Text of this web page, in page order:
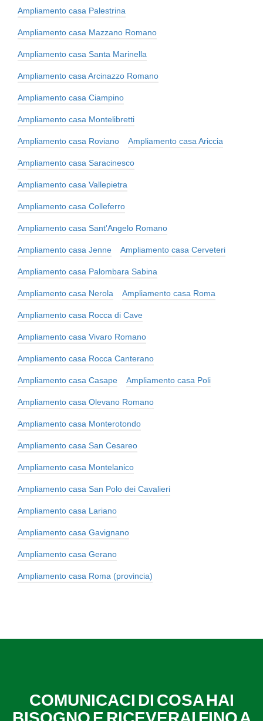
Ampliamento casa Palestrina
Ampliamento casa Mazzano Romano
Ampliamento casa Santa Marinella
Ampliamento casa Arcinazzo Romano
Ampliamento casa Ciampino
Ampliamento casa Montelibretti
Ampliamento casa Roviano Ampliamento casa Ariccia
Ampliamento casa Saracinesco
Ampliamento casa Vallepietra
Ampliamento casa Colleferro
Ampliamento casa Sant'Angelo Romano
Ampliamento casa Jenne Ampliamento casa Cerveteri
Ampliamento casa Palombara Sabina
Ampliamento casa Nerola Ampliamento casa Roma
Ampliamento casa Rocca di Cave
Ampliamento casa Vivaro Romano
Ampliamento casa Rocca Canterano
Ampliamento casa Casape Ampliamento casa Poli
Ampliamento casa Olevano Romano
Ampliamento casa Monterotondo
Ampliamento casa San Cesareo
Ampliamento casa Montelanico
Ampliamento casa San Polo dei Cavalieri
Ampliamento casa Lariano
Ampliamento casa Gavignano
Ampliamento casa Gerano
Ampliamento casa Roma (provincia)
COMUNICACI DI COSA HAI